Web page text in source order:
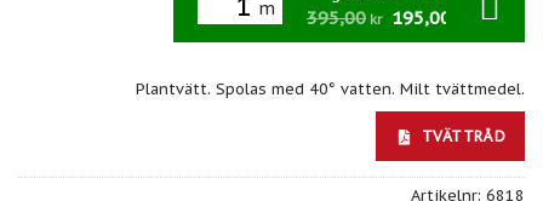
m 395,00 kr 195,00 /m
Plantvätt. Spolas med 40° vatten. Milt tvättmedel.
TVÄTTRÅD
Artikelnr: 6818